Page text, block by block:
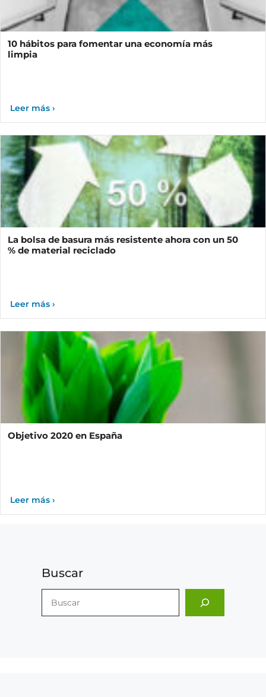
10 hábitos para fomentar una economía más
limpia
La bolsa de basura más resistente ahora con un 50
% de material reciclado
Objetivo 2020 en España
Buscar